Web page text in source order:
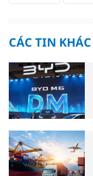
CÁC TIN KHÁC